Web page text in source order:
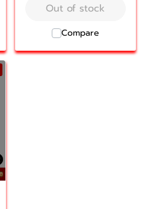
Out of stock
Compare